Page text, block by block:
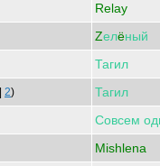
Relay
Zелёный
Тагил
2) Тагил
Совсем
Mishlena